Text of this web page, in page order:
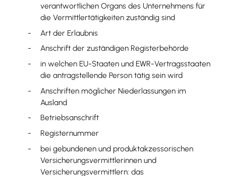
verantwortlichen Organs des Unternehmens für
die Vermittlertätigkeiten zuständig sind
Art der Erlaubnis
Anschrift der zuständigen Registerbehörde
in welchen EU-Staaten und EWR-Vertragsstaaten
die antragstellende Person tätig sein wird
Anschriften möglicher Niederlassungen im
Ausland
Betriebsanschrift
Registernummer
bei gebundenen und produktakzessorischen
Versicherungsvermittlerinnen und
Versicherungsvermittlern: das